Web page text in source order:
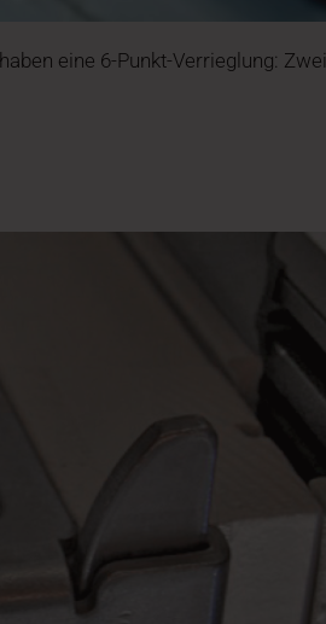
eine 6-Punkt-Verrieglung: Zwei